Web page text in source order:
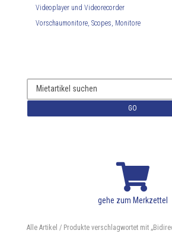
Videoplayer und Videorecorder
Vorschaumonitore, Scopes, Monitore
GO

gehe zum Merkzettel
Alle Artikel / Produkte verschlagwortet mit